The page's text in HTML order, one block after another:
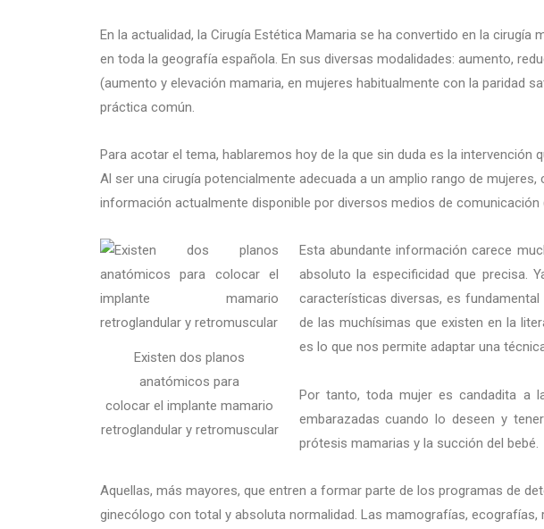
En la actualidad, la Cirugía Estética Mamaria se ha convertido en la
en toda la geografía española. En sus diversas modalidades: aumento,
(aumento y elevación mamaria, en mujeres habitualmente con la paridad
práctica común.
Para acotar el tema, hablaremos hoy de la que sin duda es la intervención
Al ser una cirugía potencialmente adecuada a un amplio rango de
información actualmente disponible por diversos medios de
Existen dos planos
anatómicos para
colocar el implante mamario
retroglandular y retromuscular
Esta abundante información carece
absoluto la especificidad que precisa.
características diversas, es
de las muchísimas que existen en la
es lo que nos permite adaptar una
Por tanto, toda mujer es candadita a
embarazadas cuando lo deseen y
prótesis mamarias y la succión del bebé.
Aquellas, más mayores, que entren a formar parte de los programas de
ginecólogo con total y absoluta normalidad. Las mamografías,